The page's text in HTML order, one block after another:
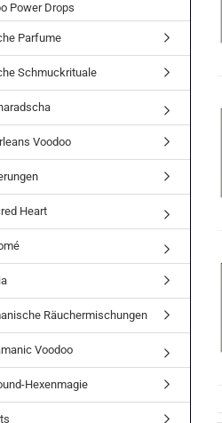
Power Drops
Parfume
Schmuckrituale
Voodoo
Heart
Räuchermischungen
Voodoo
Hexenmagie